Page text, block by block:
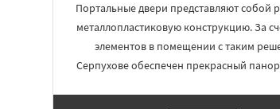
Портальные двери представляют собой
металлопластиковую конструкцию. За
элементов в помещении с таким
Серпухове обеспечен прекрасный